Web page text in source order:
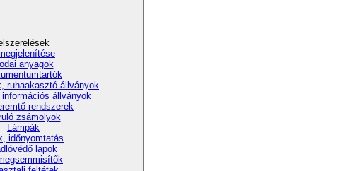
anyagok
ruhaakasztó állványok
állványok
rendszerek
zsámolyok
Lámpák
időnyomtatás
lapok